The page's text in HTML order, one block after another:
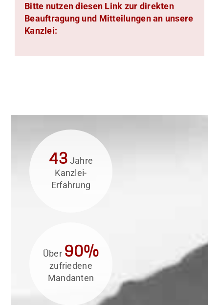
Bitte nutzen diesen Link zur direkten
Beauftragung und Mitteilungen an unsere
Kanzlei:
43 Jahre
Kanzlei-
Erfahrung
Über 90%
zufriedene
Mandanten